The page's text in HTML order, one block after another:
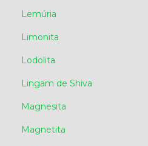
Lemúria
Limonita
Lodolita
Lingam de Shiva
Magnesita
Magnetita